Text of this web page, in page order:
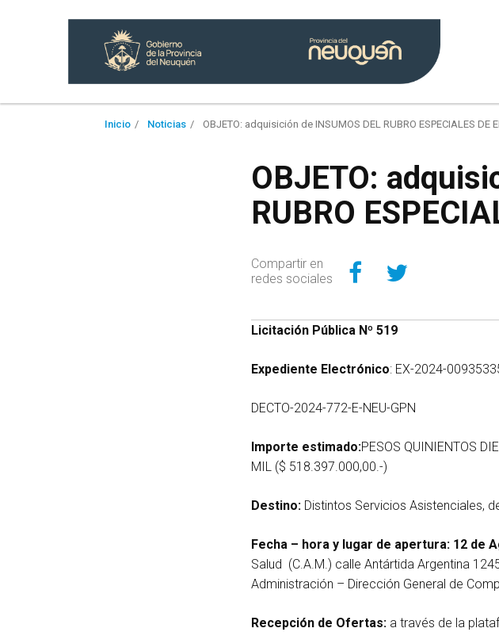
Inicio Noticias OBJETO: adquisición de INSUMOS DEL RUBRO ESPECIALES DE
OBJETO:
RUBRO
Compartir en
redes sociales
Compartir en
Compartir
Licitación Pública Nº 519
Expediente Electrónico: EX-2024-
DECTO-2024-772-E-NEU-GPN
Importe estimado:PESOS QUINIENTOS
MIL ($ 518.397.000,00.-)
Destino: Distintos Servicios Asistenciales,
Fecha – hora y lugar de apertura: 12 de
Salud (C.A.M.) calle Antártida Argentina
Administración – Dirección General de
Recepción de Ofertas: a través de la